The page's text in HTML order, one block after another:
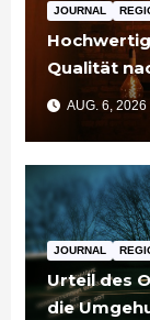
JOURNAL
Qualität
AUG. 6, 2026
JOURNAL
Urteil des
die